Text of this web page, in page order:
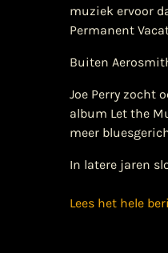
muziek ervoor
Permanent
Buiten
Joe Perry zocht
album Let the
meer
In latere jaren
Lees het hele